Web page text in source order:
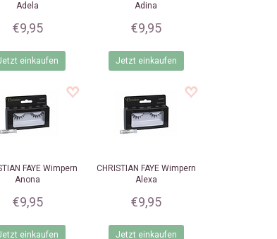
Adela
€9,95
einkaufen
Adina
€9,95
Jetzt einkaufen
FAYEWimpern
Anona
€9,95
einkaufen
CHRISTIAN FAYEWimpern
Alexa
€9,95
Jetzt einkaufen